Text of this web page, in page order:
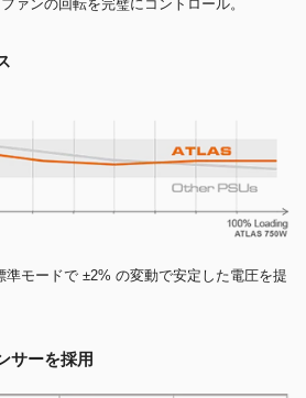
ァンの回転を完璧にコントロール。
準モードで ±2% の変動で安定した電圧を提
サーを採用